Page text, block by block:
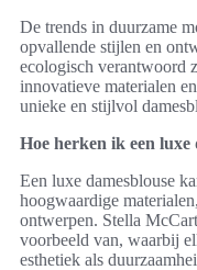
De trends in duurzame
opvallende stijlen en
ecologisch verantwoord
innovatieve materialen
unieke en stijlvol
Hoe herken ik een luxe
Een luxe damesblouse
hoogwaardige
ontwerpen. Stella
voorbeeld van, waarbij
esthetiek als